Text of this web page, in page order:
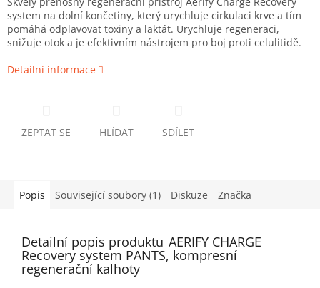
system na dolní končetiny, který urychluje cirkulaci krve a tím
pomáhá odplavovat toxiny a laktát. Urychluje regeneraci,
snižuje otok a je efektivním nástrojem pro boj proti celulitidě.
Detailní informace
ZEPTAT SE HLÍDAT SDÍLET
Popis Související soubory (1) Diskuze Značka
Detailní popis produktu AERIFY CHARGE
Recovery system PANTS, kompresní
regenerační kalhoty